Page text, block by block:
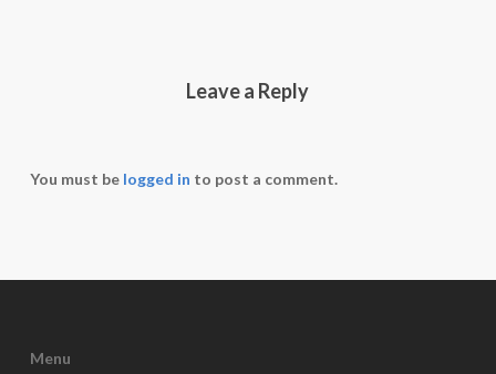
Leave a Reply
You must be logged in to post a comment.
Menu